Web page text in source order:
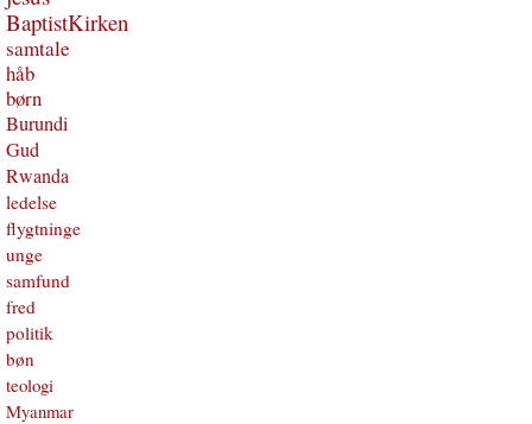
BaptistKirken
samtale
håb
børn
Burundi
Gud
Rwanda
ledelse
flygtninge
unge
samfund
fred
politik
bøn
teologi
Myanmar